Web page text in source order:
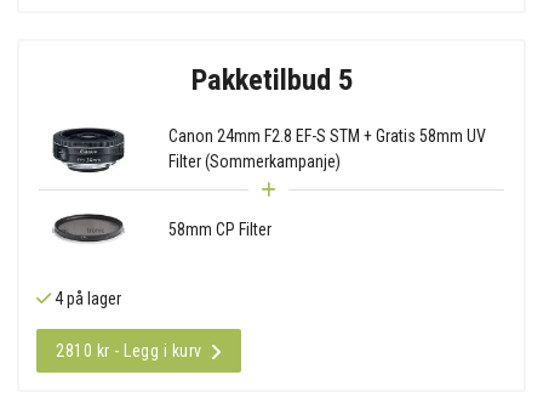
Pakketilbud 5
Canon 24mm F2.8 EF-S STM + Gratis 58mm UV
Filter (Sommerkampanje)
58mm CP Filter
4 på lager
2810 kr - Legg i kurv